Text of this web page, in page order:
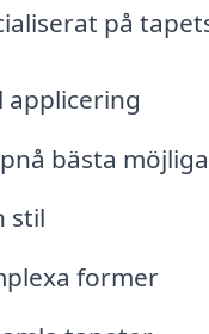
på
applicering
bästa
stil
former